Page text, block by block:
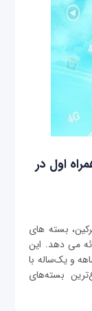
اول در
بسته های
می دهد. این
بسته‌های آلفاپلاس مدت دار 3 ماهه، 6 ماهه و یک‌ساله با
بسته‌های